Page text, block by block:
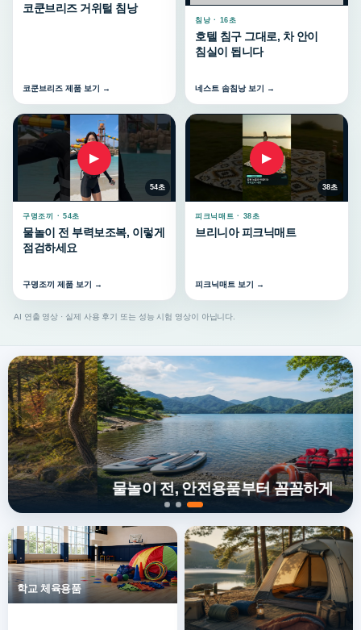
코쿤브리즈 거위털 침낭
코쿤브리즈 제품 보기 →
침낭 · 16초
호텔 침구 그대로, 차 안이
침실이 됩니다
네스트 솜침낭 보기 →
▶
54초
구명조끼 · 54초
물놀이 전 부력보조복, 이렇게
점검하세요
구명조끼 제품 보기 →
▶
38초
피크닉매트 · 38초
브리니아 피크닉매트
피크닉매트 보기 →
AI 연출 영상 · 실제 사용 후기 또는 성능 시험 영상이 아닙니다.